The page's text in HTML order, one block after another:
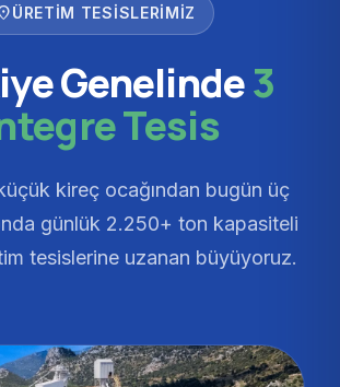
ÜRETIM TESISLERIMIZ
Genelinde3
Tesis
kireç ocağından bugün üç
günlük 2.250+ ton kapasiteli
tesislerine uzanan büyüyoruz.